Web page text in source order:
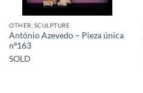
OTHER, SCULPTURE
António Azevedo – Pieza única
nº163
SOLD